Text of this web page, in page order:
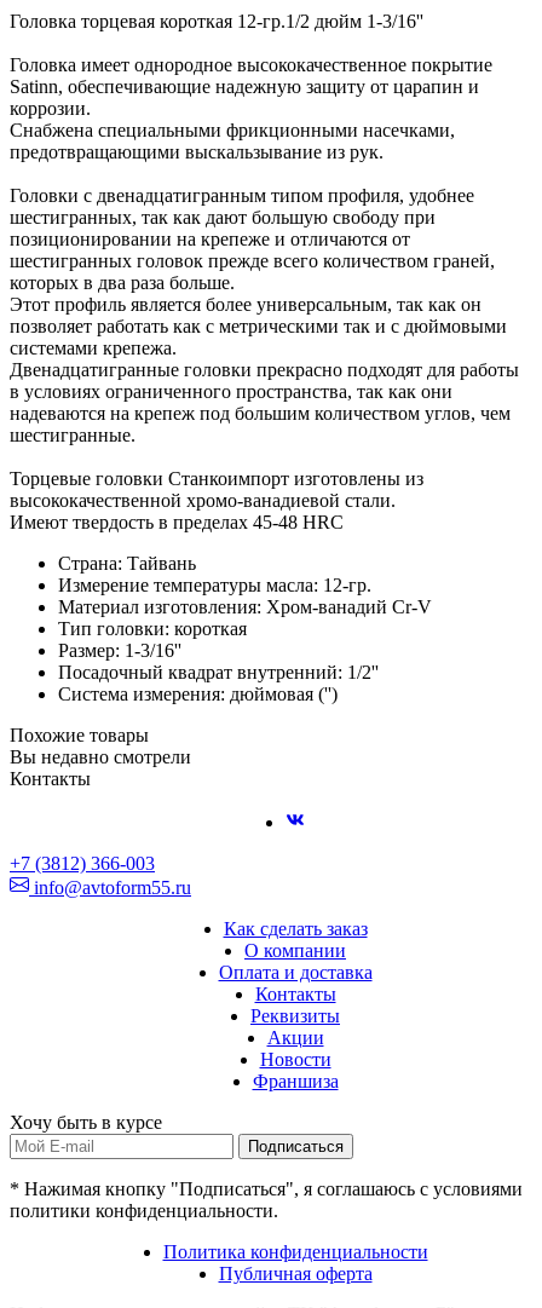
Головка торцевая короткая 12-гр.1/2 дюйм 1-3/16''
Головка имеет однородное высококачественное покрытие
Satinn, обеспечивающие надежную защиту от царапин и
коррозии.
Снабжена специальными фрикционными насечками,
предотвращающими выскальзывание из рук.
Головки с двенадцатигранным типом профиля, удобнее
шестигранных, так как дают большую свободу при
позиционировании на крепеже и отличаются от
шестигранных головок прежде всего количеством граней,
которых в два раза больше.
Этот профиль является более универсальным, так как он
позволяет работать как с метрическими так и с дюймовыми
системами крепежа.
Двенадцатигранные головки прекрасно подходят для работы
в условиях ограниченного пространства, так как они
надеваются на крепеж под большим количеством углов, чем
шестигранные.
Торцевые головки Станкоимпорт изготовлены из
высококачественной хромо-ванадиевой стали.
Имеют твердость в пределах 45-48 HRC
Страна: Тайвань
Измерение температуры масла: 12-гр.
Материал изготовления: Хром-ванадий Cr-V
Тип головки: короткая
Размер: 1-3/16''
Посадочный квадрат внутренний: 1/2''
Система измерения: дюймовая ('')
Похожие товары
Вы недавно смотрели
Контакты
+7 (3812) 366-003
info@avtoform55.ru
Как сделать заказ
О компании
Оплата и доставка
Контакты
Реквизиты
Акции
Новости
Франшиза
Хочу быть в курсе
Подписаться
* Нажимая кнопку "Подписаться", я соглашаюсь с условиями
политики конфиденциальности.
Политика конфиденциальности
Публичная оферта